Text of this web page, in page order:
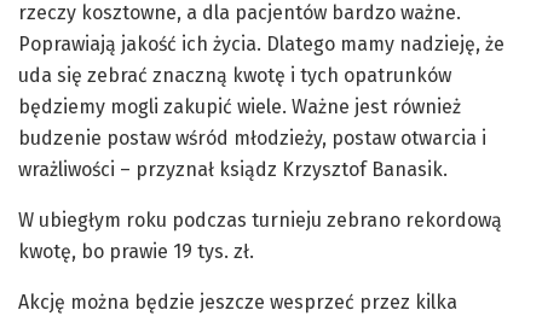
rzeczy kosztowne, a dla pacjentów bardzo ważne.
Poprawiają jakość ich życia. Dlatego mamy nadzieję, że
uda się zebrać znaczną kwotę i tych opatrunków
będziemy mogli zakupić wiele. Ważne jest również
budzenie postaw wśród młodzieży, postaw otwarcia i
wrażliwości – przyznał ksiądz Krzysztof Banasik.
W ubiegłym roku podczas turnieju zebrano rekordową
kwotę, bo prawie 19 tys. zł.
Akcję można będzie jeszcze wesprzeć przez kilka